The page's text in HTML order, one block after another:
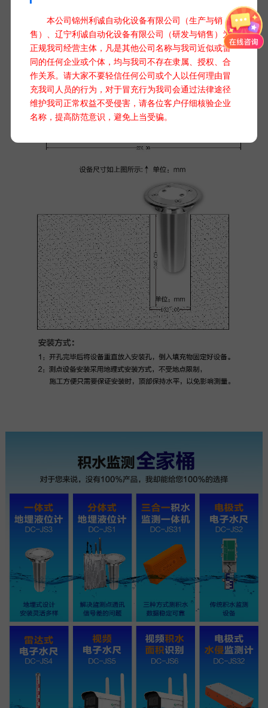
本公司锦州利诚自动化设备有限公司（生产与销
售）、辽宁利诚自动化设备有限公司（研发与销售）为
正规我司经营主体，凡是其他公司名称与我司近似或雷
同的任何企业或个体，均与我司不存在隶属、授权、合
作关系。请大家不要轻信任何公司或个人以任何理由冒
充我司人员的行为，对于冒充行为我司会通过法律途径
维护我司正常权益不受侵害，请各位客户仔细核验企业
名称，提高防范意识，避免上当受骗。